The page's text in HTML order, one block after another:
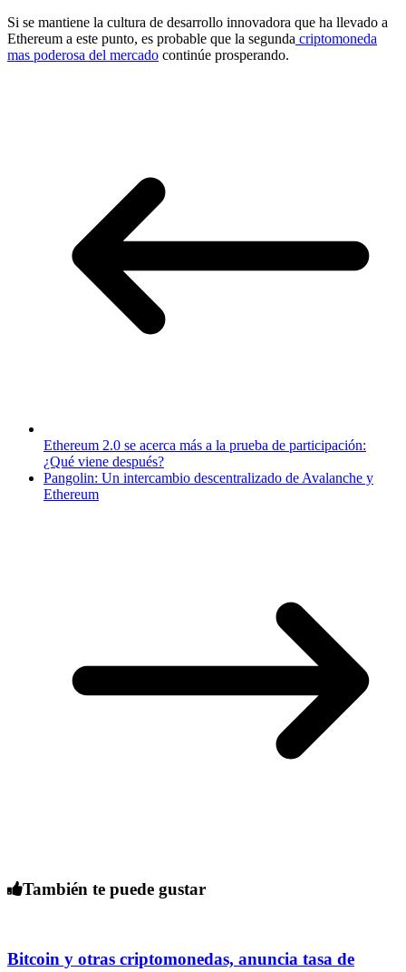
Si se mantiene la cultura de desarrollo innovadora que ha llevado a
Ethereum a este punto, es probable que la segunda criptomoneda
mas poderosa del mercado continúe prosperando.
Ethereum 2.0 se acerca más a la prueba de participación:
¿Qué viene después?
Pangolin: Un intercambio descentralizado de Avalanche y
Ethereum
También te puede gustar
Bitcoin y otras criptomonedas, anuncia tasa de